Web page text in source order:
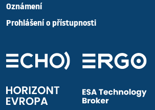
Oznámení
Prohlášení o přístupnosti